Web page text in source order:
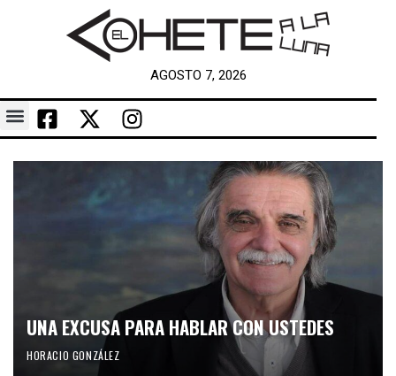
AGOSTO 7, 2026
UNA EXCUSA PARA HABLAR CON USTEDES
HORACIO GONZÁLEZ